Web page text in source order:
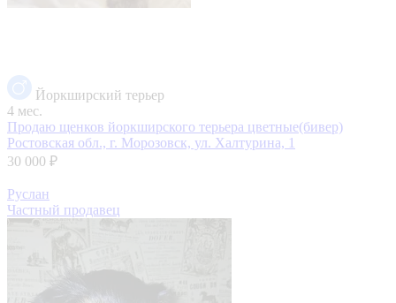
Йоркширский терьер
4 мес.
Продаю щенков йоркширского терьера цветные(бивер)
Ростовская обл., г. Морозовск, ул. Халтурина, 1
30 000 ₽
Руслан
Частный продавец